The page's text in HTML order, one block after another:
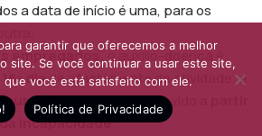
a data de início é uma, para os
empregados,o auxílio-doença é
diade afastamento da atividade; e
o benefício é devido
incapacidade.
garantir que oferecemos a melhor
site. Se você continuar a usar este site,
que você está satisfeito com ele.
Política de Privacidade